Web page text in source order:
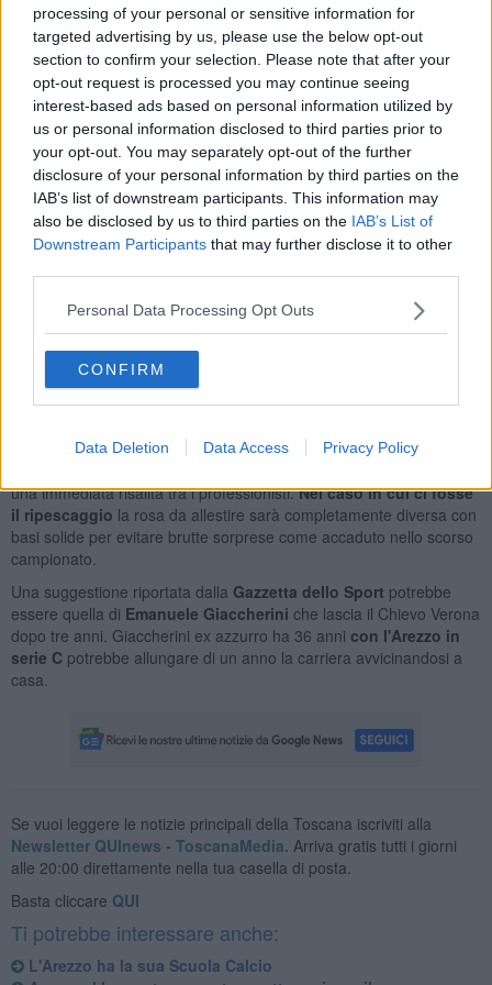
processing of your personal or sensitive information for
targeted advertising by us, please use the below opt-out
section to confirm your selection. Please note that after your
opt-out request is processed you may continue seeing
interest-based ads based on personal information utilized by
us or personal information disclosed to third parties prior to
your opt-out. You may separately opt-out of the further
disclosure of your personal information by third parties on the
IAB’s list of downstream participants. This information may
also be disclosed by us to third parties on the IAB’s List of
Downstream Participants that may further disclose it to other
Personal Data Processing Opt Outs
CONFIRM
Data Deletion Data Access Privacy Policy
Day Amaranto. Se l'Arezzo affronterà il campionato di serie D la
società punterà sui giovani che andranno alle final four.
Date per scontate le partenze diIacoponieZuppela fare dei
nomi per la prossima rosa 2021/2022 è statoRoberto Muzzi
responsabile del settore giovanile ha sottolineato il grande lavoro
fatto con tutte e tre le squadre in testa ai rispettivi campionati e
messo in evidenza alcuni nomi che potrebbero approdare in prima
squadra.
Niccolò Marras,17 reticapocannoniere del campionato,
il prossimo campionato.
L'Arezzo è ancora in attesa della decisione per eventuali
ripescaggi in serie C
Mercato in parte bloccato proprio per l'indecisione su quale
Per la serie D Cutoloe Pinnasaranno le guide per una rosa di
una immediata risalita tra i professionisti.Nel caso in cui ci fosse
il ripescaggio la rosa da allestire sarà completamente diversa con
basi solide per evitare brutte sorprese come accaduto nello scorso
campionato.
Una suggestione riportata dalla Gazzetta dello Sport potrebbe
essere quella di Emanuele Giaccherini che lascia il Chievo Verona
dopo tre anni. Giaccherini ex azzurro ha 36 anni con l'Arezzo in
serie C potrebbe allungare di un anno la carriera avvicinandosi a
casa.
Se vuoi leggere le notizie principali della Toscana iscriviti alla
Newsletter QUInews - ToscanaMedia. Arriva gratis tutti i giorni
alle 20:00 direttamente nella tua casella di posta.
Basta cliccare QUI
Ti potrebbe interessare anche:
L'Arezzo ha la sua Scuola Calcio